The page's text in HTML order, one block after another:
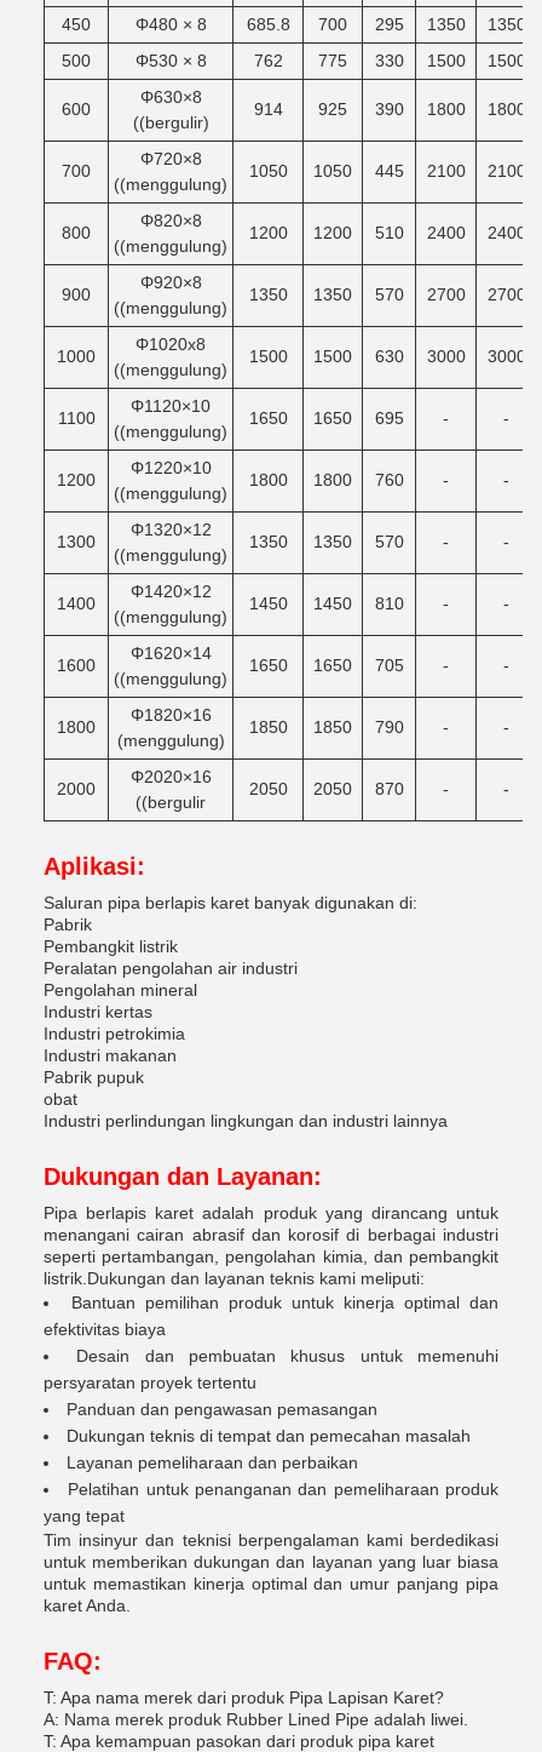
450 Φ480 × 8 685.8 700 295 1350
1350
500
Φ530 × 8 762 775 330 1500 1500
600
Φ630×8
((bergulir)
914 925 390 1800 1800
700
Φ720×8
((menggulung)
1050 1050 445 2100 2100
800
Φ820×8
((menggulung)
1200 1200 510 2400 2400
900
Φ920×8
((menggulung)
1350 1350 570 2700 2700
1000
Φ1020x8
((menggulung)
1500 1500 630 3000 3000
1100
Φ1120×10
((menggulung)
1650 1650 695 - -
1200
Φ1220×10
((menggulung)
1800 1800 760 - -
1300
Φ1320×12
((menggulung)
1350 1350 570 - -
1400
Φ1420×12
((menggulung)
1450 1450 810 - -
1600
Φ1620×14
((menggulung)
1650 1650 705 - -
1800
Φ1820×16
(menggulung)
1850 1850 790 - -
2000
Φ2020×16
((bergulir
2050 2050 870 - -
Aplikasi:
Saluran pipa berlapis karet banyak digunakan di:
Pabrik
Pembangkit listrik
Peralatan pengolahan air industri
Pengolahan mineral
Industri kertas
Industri petrokimia
Industri makanan
Pabrik pupuk
obat
Industri perlindungan lingkungan dan industri lainnya
Dukungan dan Layanan:
Pipa berlapis karet adalah produk yang dirancang untuk
menangani cairan abrasif dan korosif di berbagai industri
seperti pertambangan, pengolahan kimia, dan pembangkit
listrik.Dukungan dan layanan teknis kami meliputi:
Bantuan pemilihan produk untuk kinerja optimal dan
efektivitas biaya
Desain dan pembuatan khusus untuk memenuhi
persyaratan proyek tertentu
Panduan dan pengawasan pemasangan
Dukungan teknis di tempat dan pemecahan masalah
Layanan pemeliharaan dan perbaikan
Pelatihan untuk penanganan dan pemeliharaan produk
yang tepat
Tim insinyur dan teknisi berpengalaman kami berdedikasi
untuk memberikan dukungan dan layanan yang luar biasa
untuk memastikan kinerja optimal dan umur panjang pipa
karet Anda.
FAQ:
T: Apa nama merek dari produk Pipa Lapisan Karet?
A: Nama merek produk Rubber Lined Pipe adalah liwei.
T: Apa kemampuan pasokan dari produk pipa karet